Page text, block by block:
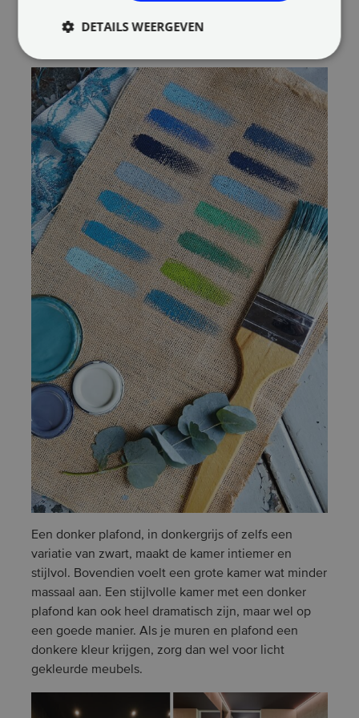
groter, hoger en fris uit. Wit hoeft echter lang niet
altijd de meest geschikte kleur voor een ruimte te
Een donker plafond, in donkergrijs of zelfs een
variatie van zwart, maakt de kamer intiemer en
stijlvol. Bovendien voelt een grote kamer wat minder
massaal aan. Een stijlvolle kamer met een donker
plafond kan ook heel dramatisch zijn, maar wel op
een goede manier. Als je muren en plafond een
donkere kleur krijgen, zorg dan wel voor licht
gekleurde meubels.
DETAILS WEERGEVEN